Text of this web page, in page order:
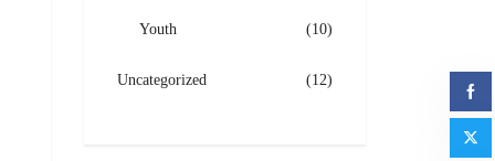
Youth (10)
Uncategorized (12)